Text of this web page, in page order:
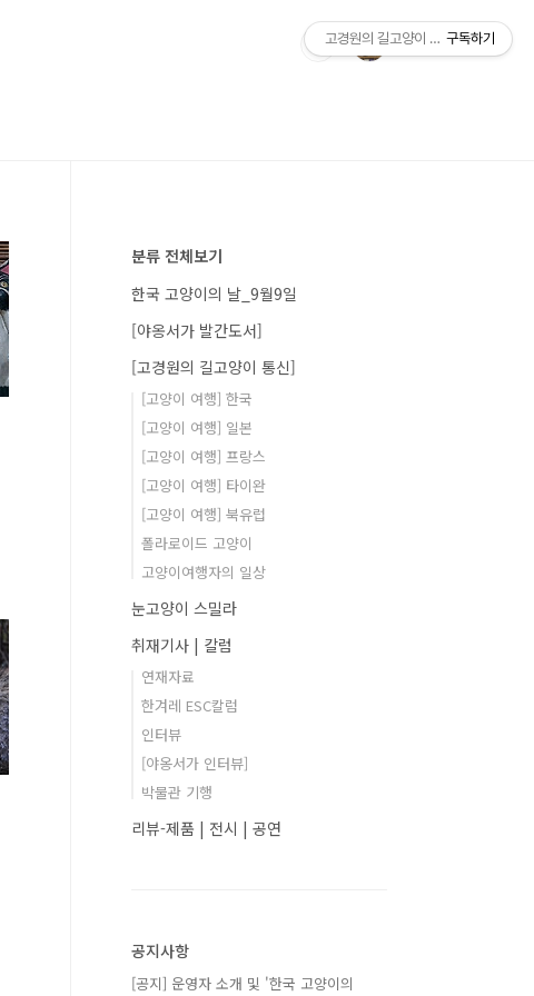
분류 전체보기
한국 고양이의 날_9월9일
[야옹서가 발간도서]
[고경원의 길고양이 통신]
[고양이 여행] 한국
[고양이 여행] 일본
[고양이 여행] 프랑스
[고양이 여행] 타이완
[고양이 여행] 북유럽
폴라로이드 고양이
고양이여행자의 일상
눈고양이 스밀라
취재기사 | 칼럼
연재자료
한겨레 ESC칼럼
인터뷰
[야옹서가 인터뷰]
박물관 기행
리뷰-제품 | 전시 | 공연
공지사항
[공지] 운영자 소개 및 '한국 고양이의
고경원의 길고양이 통신+야옹서가
구독하기